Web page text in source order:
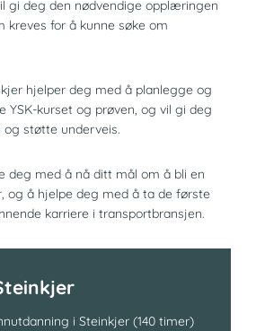
gi deg den nødvendige opplæringen
kreves for å kunne søke om
hjelper deg med å planlegge og
YSK-kurset og prøven, og vil gi deg
og støtte underveis.
deg med å nå ditt mål om å bli en
og å hjelpe deg med å ta de første
karriere i transportbransjen.
i Steinkjer (140 timer)